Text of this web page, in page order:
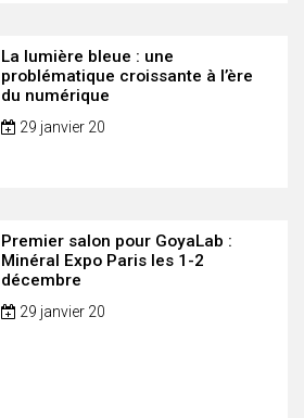
La lumière bleue : une
problématique croissante à l’ère
du numérique
29 janvier 20
Premier salon pour GoyaLab :
Minéral Expo Paris les 1-2
décembre
29 janvier 20